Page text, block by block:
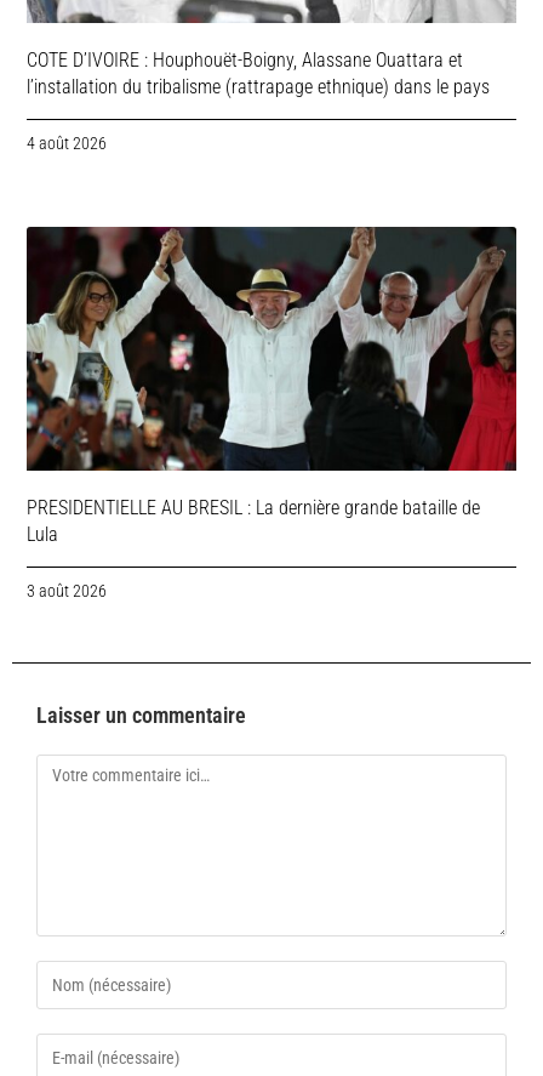
COTE D’IVOIRE : Houphouët-Boigny, Alassane Ouattara et
l’installation du tribalisme (rattrapage ethnique) dans le pays
4 août 2026
PRESIDENTIELLE AU BRESIL : La dernière grande bataille de
Lula
3 août 2026
Laisser un commentaire